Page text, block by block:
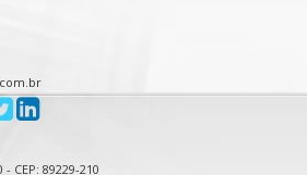
CEP: 89229-210